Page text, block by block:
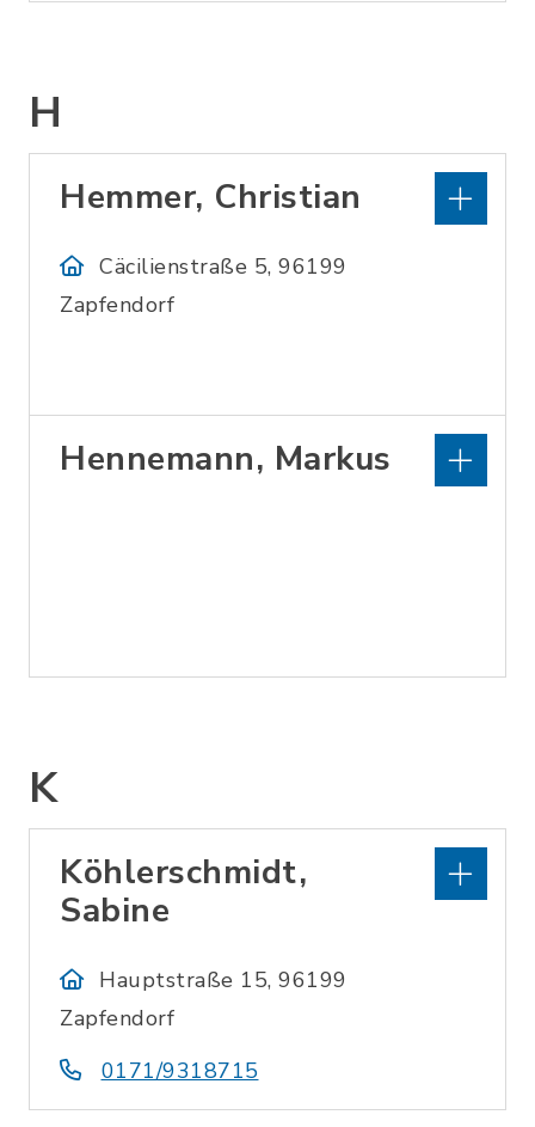
H
Hemmer, Christian
Cäcilienstraße 5, 96199
Zapfendorf
Hennemann, Markus
K
Köhlerschmidt,
Sabine
Hauptstraße 15, 96199
Zapfendorf
0171/9318715